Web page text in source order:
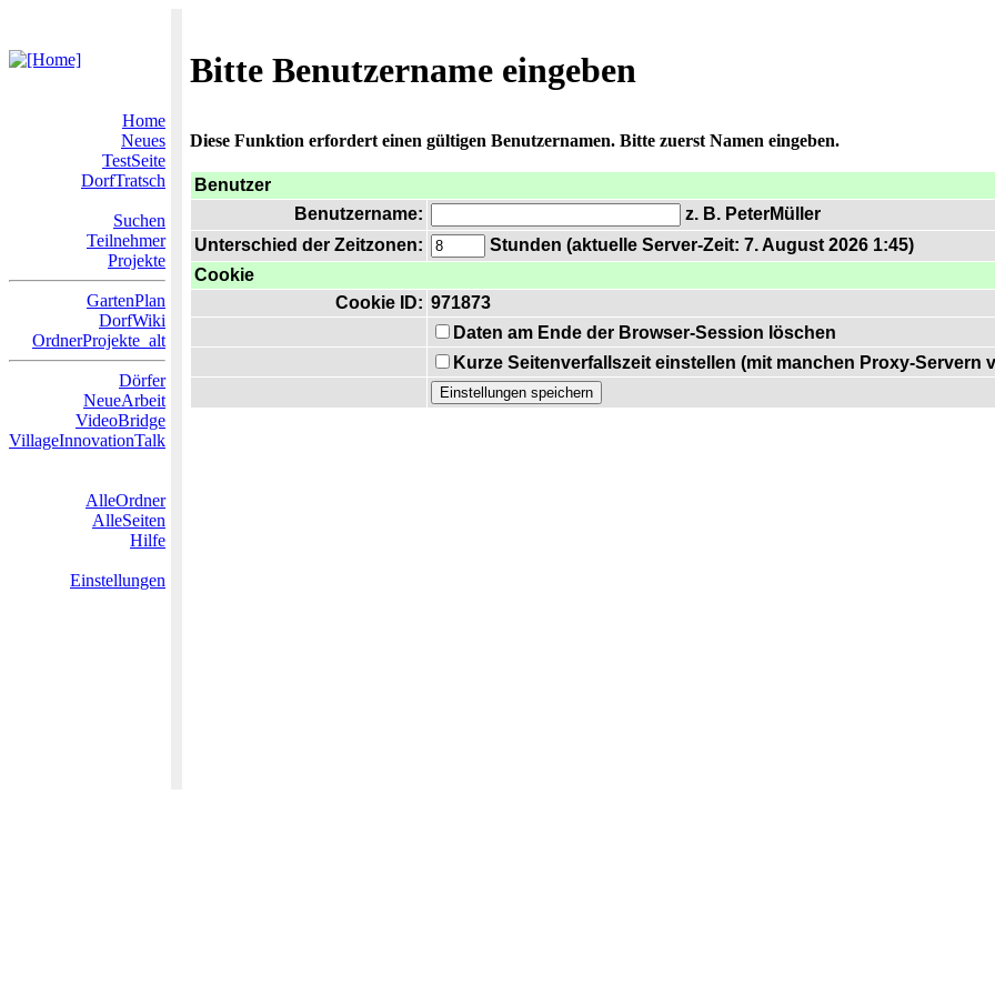
Bitte Benutzername eingeben
Home
Neues
TestSeite
DorfTratsch
Suchen
Teilnehmer
Projekte
GartenPlan
DorfWiki
OrdnerProjekte_alt
Dörfer
NeueArbeit
VideoBridge
VillageInnovationTalk
AlleOrdner
AlleSeiten
Hilfe
Einstellungen
Diese Funktion erfordert einen gültigen Benutzernamen. Bitte zuerst Namen eingeben.
Benutzer
Benutzername:
z. B. PeterMüller
Unterschied der Zeitzonen:
Stunden (aktuelle Server-Zeit: 7. August 2026 1:45)
Cookie
Cookie ID: 971873
Daten am Ende der Browser-Session löschen
Kurze Seitenverfallszeit einstellen (mit manchen Proxy-Servern